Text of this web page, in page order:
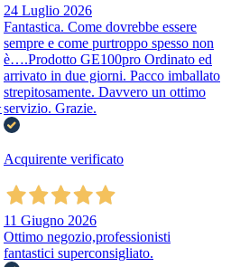
24 Luglio 2026
Fantastica. Come dovrebbe essere
sempre e come purtroppo spesso non
è….Prodotto GE100pro Ordinato ed
arrivato in due giorni. Pacco imballato
strepitosamente. Davvero un ottimo
servizio. Grazie.
Acquirente verificato
11 Giugno 2026
Ottimo negozio,professionisti
fantastici superconsigliato.